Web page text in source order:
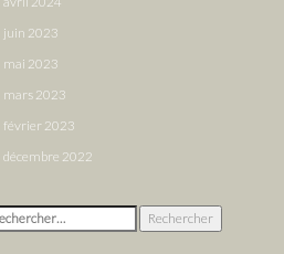
juin 2023
mai 2023
mars 2023
février 2023
décembre 2022
: